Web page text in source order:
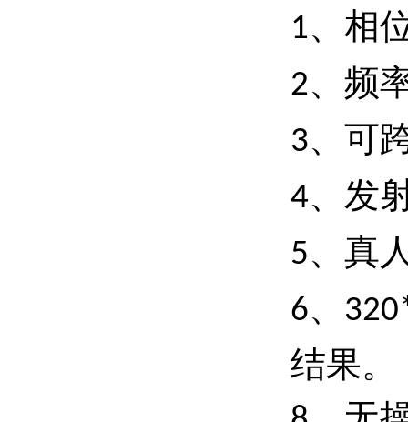
1、相
2、频
3、可
4、发
5、真
6、
结果。